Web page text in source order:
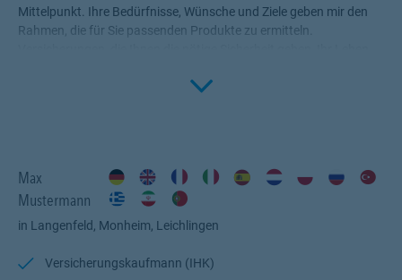
Mittelpunkt. Ihre Bedürfnisse, Wünsche und Ziele geben mir den
Rahmen, die für Sie passenden Produkte zu ermitteln.
Fachwissen, meiner Begeisterung für alle Fragen rund um das
Click to
Max
Mustermann
in Langenfeld, Monheim, Leichlingen
Versicherungskaufmann (IHK)